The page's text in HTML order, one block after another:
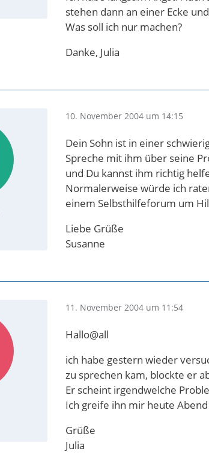
stehen dann an einer Ecke
Was soll ich nur machen?
Danke, Julia
10. November 2004 um 14:15
Dein Sohn ist in einer
Spreche mit ihm über seine
und Du kannst ihm richtig
Normalerweise würde ich
einem Selbsthilfeforum um
Liebe Grüße
Susanne
11. November 2004 um 11:54
Hallo@all
ich habe gestern wieder
zu sprechen kam, blockte er
Er scheint irgendwelche
Ich greife ihn mir heute
Grüße
Julia